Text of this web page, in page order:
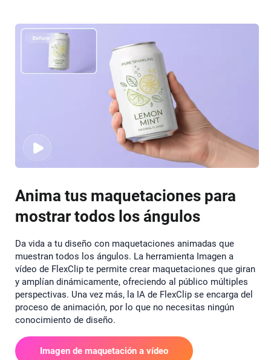
Anima tus maquetaciones para
mostrar todos los ángulos
Da vida a tu diseño con maquetaciones animadas que
muestran todos los ángulos. La herramienta Imagen a
vídeo de FlexClip te permite crear maquetaciones que giran
y amplían dinámicamente, ofreciendo al público múltiples
perspectivas. Una vez más, la IA de FlexClip se encarga del
proceso de animación, por lo que no necesitas ningún
conocimiento de diseño.
Imagen de maquetación a vídeo